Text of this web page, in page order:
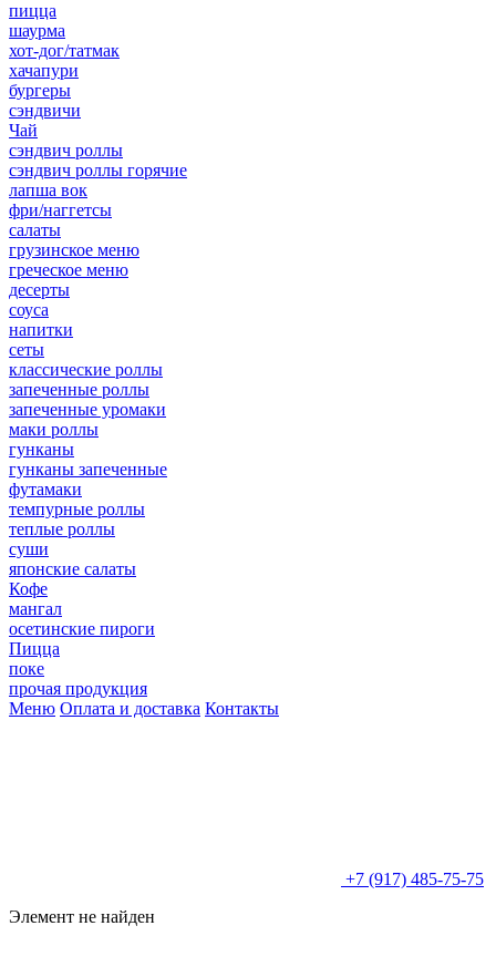
пицца
шаурма
хот-дог/татмак
хачапури
бургеры
сэндвичи
Чай
сэндвич роллы
сэндвич роллы горячие
лапша вок
фри/наггетсы
салаты
грузинское меню
греческое меню
десерты
соуса
напитки
сеты
классические роллы
запеченные роллы
запеченные уромаки
маки роллы
гунканы
гунканы запеченные
футамаки
темпурные роллы
теплые роллы
суши
японские салаты
Кофе
мангал
осетинские пироги
Пицца
поке
прочая продукция
Меню Оплата и доставка Контакты
+7 (917) 485-75-75
Элемент не найден